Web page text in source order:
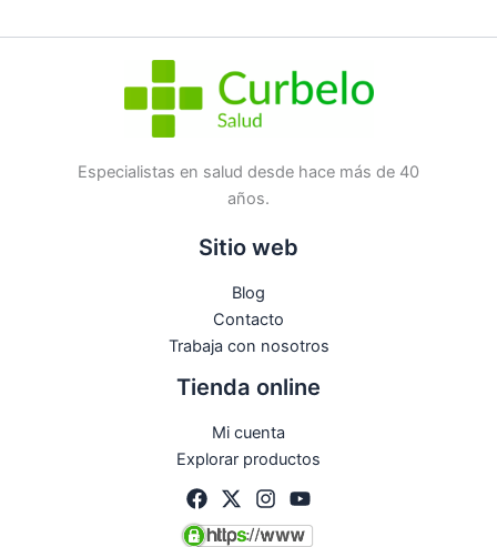
Especialistas en salud desde hace más de 40
años.
Sitio web
Blog
Contacto
Trabaja con nosotros
Tienda online
Mi cuenta
Explorar productos